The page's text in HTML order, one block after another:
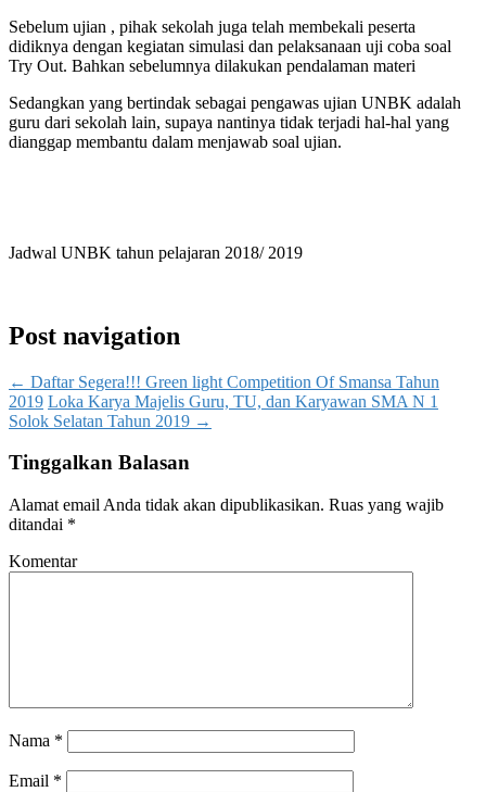
Sebelum ujian , pihak sekolah juga telah membekali peserta
didiknya dengan kegiatan simulasi dan pelaksanaan uji coba soal
Try Out. Bahkan sebelumnya dilakukan pendalaman materi
Sedangkan yang bertindak sebagai pengawas ujian UNBK adalah
guru dari sekolah lain, supaya nantinya tidak terjadi hal-hal yang
dianggap membantu dalam menjawab soal ujian.
Jadwal UNBK tahun pelajaran 2018/ 2019
Post navigation
← Daftar Segera!!! Green light Competition Of Smansa Tahun
2019 Loka Karya Majelis Guru, TU, dan Karyawan SMA N 1
Solok Selatan Tahun 2019 →
Tinggalkan Balasan
Alamat email Anda tidak akan dipublikasikan. Ruas yang wajib
ditandai *
Komentar
Nama *
Email *